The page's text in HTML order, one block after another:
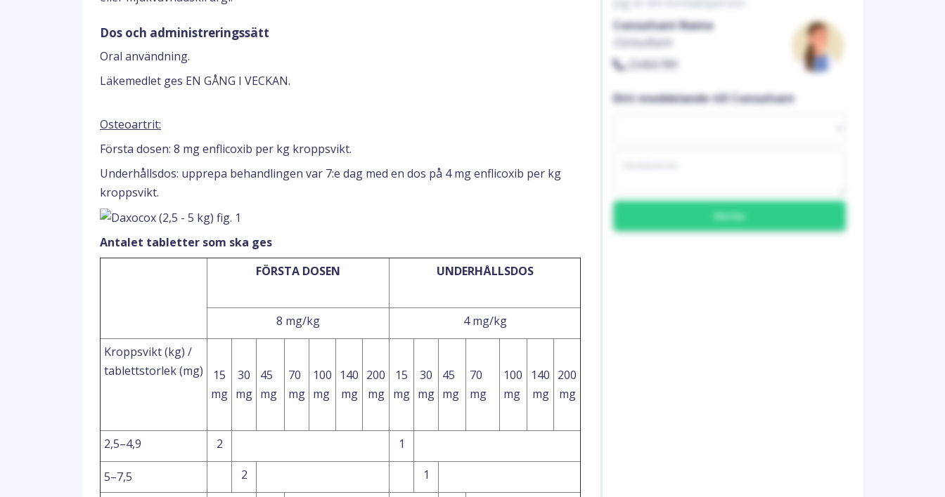
Dos och administreringssätt
Oral användning.
Läkemedlet ges EN GÅNG I VECKAN.
Osteoartrit:
Första dosen: 8 mg enflicoxib per kg kroppsvikt.
Underhållsdos: upprepa behandlingen var 7:e dag med en dos på 4 mg enflicoxib per kg
kroppsvikt.
Antalet tabletter som ska ges
FÖRSTA DOSEN
UNDERHÅLLSDOS
8 mg/kg
4 mg/kg
Kroppsvikt (kg) /
tablettstorlek (mg)
15
mg
30
mg
45
mg
70
mg
100
mg
140
mg
200
mg
15
mg
30
mg
45
mg
70
mg
100
mg
140
mg
200
mg
2,5–4,9 2 1
5–7,5 2 1
Consultant Name
Consultant
23456789
Ditt meddelande till Consultant
Skicka